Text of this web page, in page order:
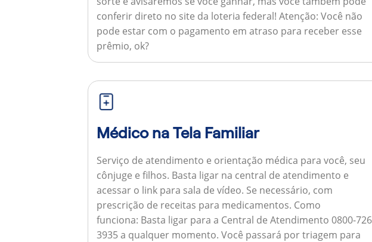
conferir direto no site da loteria federal!Atenção: Você não
pode estar com o pagamento em atraso para receber esse
prêmio, ok?
Médico na Tela Familiar
Serviço de atendimento e orientação médica para você, seu
cônjuge e filhos. Basta ligar na central de atendimento e
acessar o link para sala de vídeo. Se necessário, com
prescrição de receitas para medicamentos. Como
funciona: Basta ligar para a Central de Atendimento 0800-
3935 a qualquer momento. Você passará por triagem para